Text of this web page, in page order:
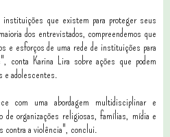
que existem para proteger seus
dos entrevistados, compreendemos que
e esforços de uma rede de instituições para
conta Karina Lira sobre ações que podem
e adolescentes.
com uma abordagem multidisciplinar e
de organizações religiosas, famílias, mídia e
contra a violência", conclui.